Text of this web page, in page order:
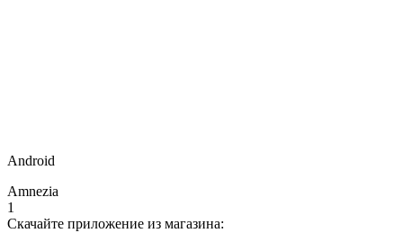
Android
Amnezia
1
Скачайте приложение из магазина: